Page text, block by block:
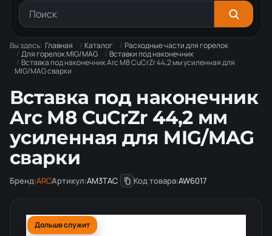
Вы здесь: Главная Каталог
Расходные части для горелок
Для горелок MIG/MAG
Вставки под наконечник
Вставка под наконечник Arc М8 CuCrZr 44,2 мм усиленная для
MIG/MAG сварки
Вставка под наконечник
Arc М8 CuCrZr 44,2 мм
усиленная для MIG/MAG
сварки
Бренд:ARCАртикул:AM3TAC Код товара:AW6017
Дольше служит